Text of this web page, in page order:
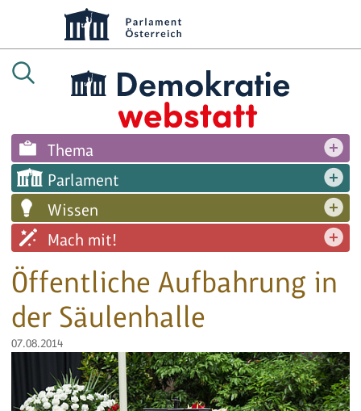
Thema
Parlament
Wissen
Mach mit!
Öffentliche Aufbahrung in
der Säulenhalle
07.08.2014